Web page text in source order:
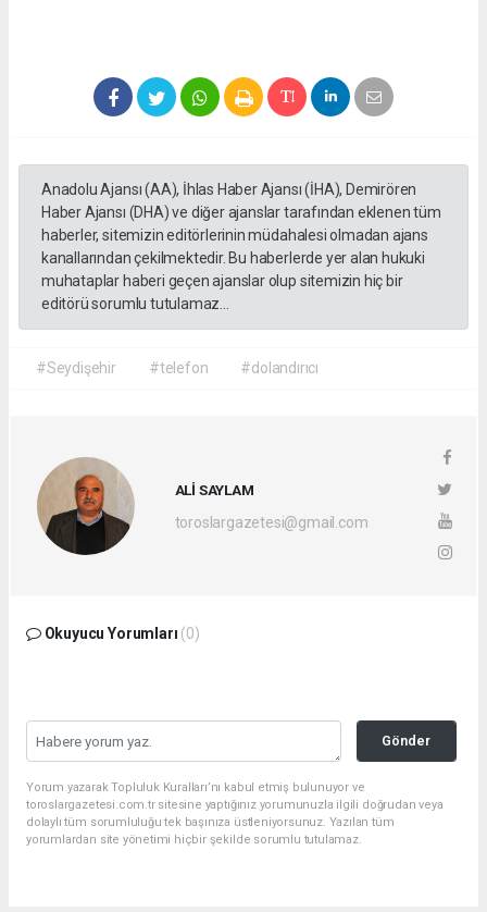
Anadolu Ajansı (AA), İhlas Haber Ajansı (İHA), Demirören
Haber Ajansı (DHA) ve diğer ajanslar tarafından eklenen tüm
haberler, sitemizin editörlerinin müdahalesi olmadan ajans
kanallarından çekilmektedir. Bu haberlerde yer alan hukuki
muhataplar haberi geçen ajanslar olup sitemizin hiç bir
editörü sorumlu tutulamaz...
#Seydişehir #telefon #dolandırıcı
ALİ SAYLAM
toroslargazetesi@gmail.com
Okuyucu Yorumları (0)
Gönder
Yorum yazarak Topluluk Kuralları’nı kabul etmiş bulunuyor ve
toroslargazetesi.com.tr sitesine yaptığınız yorumunuzla ilgili doğrudan veya
dolaylı tüm sorumluluğu tek başınıza üstleniyorsunuz. Yazılan tüm
yorumlardan site yönetimi hiçbir şekilde sorumlu tutulamaz.